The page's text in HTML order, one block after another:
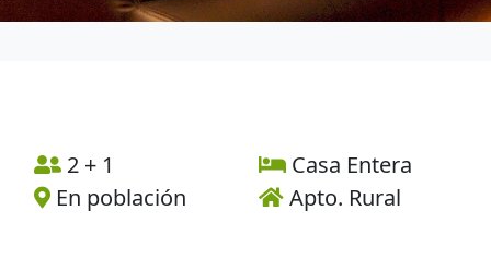
2 + 1
Casa Entera
En población
Apto. Rural